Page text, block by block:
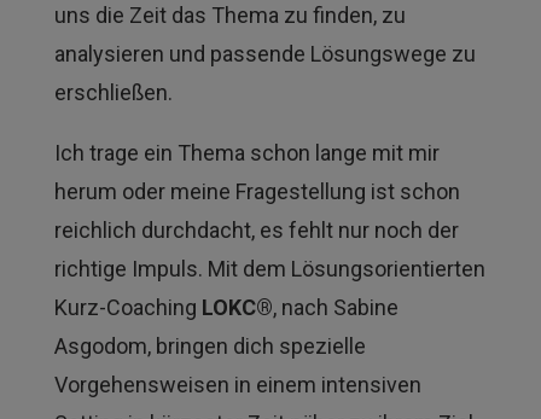
uns die Zeit das Thema zu finden, zu
analysieren und passende Lösungswege zu
erschließen.
Ich trage ein Thema schon lange mit mir
herum oder meine Fragestellung ist schon
reichlich durchdacht, es fehlt nur noch der
richtige Impuls. Mit dem Lösungsorientierten
Kurz-Coaching LOKC®, nach Sabine
Asgodom, bringen dich spezielle
Vorgehensweisen in einem intensiven